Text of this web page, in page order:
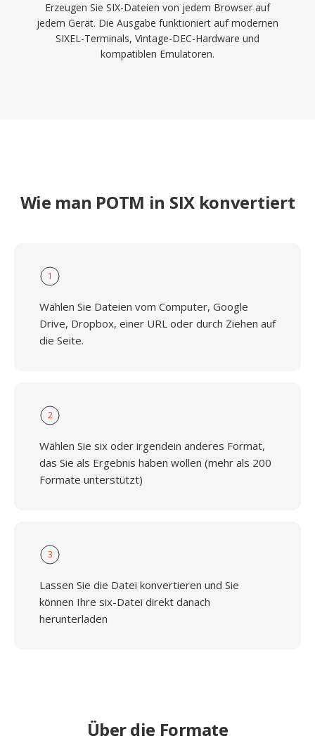
Erzeugen Sie SIX-Dateien von jedem Browser auf
jedem Gerät. Die Ausgabe funktioniert auf modernen
SIXEL-Terminals, Vintage-DEC-Hardware und
kompatiblen Emulatoren.
Wie man POTM in SIX konvertiert
1
Wählen Sie Dateien vom Computer, Google
Drive, Dropbox, einer URL oder durch Ziehen auf
die Seite.
2
Wählen Sie six oder irgendein anderes Format,
das Sie als Ergebnis haben wollen (mehr als 200
Formate unterstützt)
3
Lassen Sie die Datei konvertieren und Sie
können Ihre six-Datei direkt danach
herunterladen
Über die Formate